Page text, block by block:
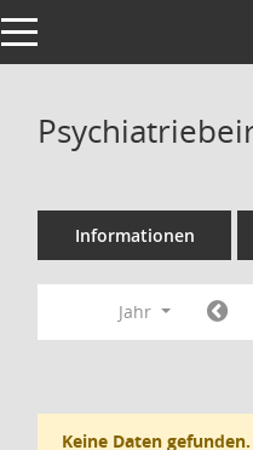
Toggle navigation
Informationen
Jahr
Keine Daten gefunden.